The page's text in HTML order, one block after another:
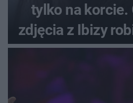
tylko na korcie.
zdjęcia z Ibizy